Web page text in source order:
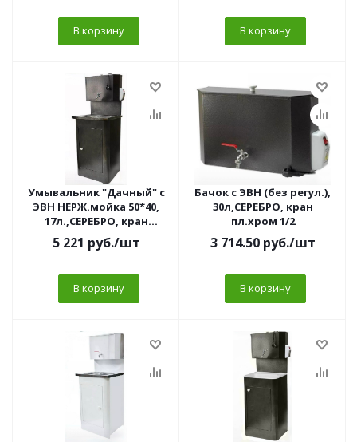
В корзину В корзину
Умывальник "Дачный" с
ЭВН НЕРЖ.мойка 50*40,
17л.,СЕРЕБРО, кран
пл.хром 1/2
5 221 руб./шт
В корзину
Бачок с ЭВН (без регул.),
30л,СЕРЕБРО, кран
пл.хром 1/2
3 714.50руб./шт
В корзину